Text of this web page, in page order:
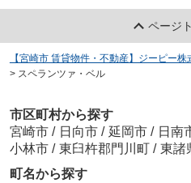
ページ
【宮崎市 賃貸物件・不動産】ジーピー株
> スペランツァ・ベル
市区町村から探す
宮崎市 / 日向市 / 延岡市 / 日南
小林市 / 東臼杵郡門川町 / 東諸
町名から探す